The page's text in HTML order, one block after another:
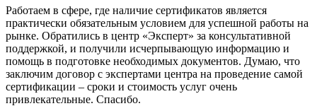
Работаем в сфере, где наличие сертификатов является
практически обязательным условием для успешной работы на
рынке. Обратились в центр «Эксперт» за консультативной
поддержкой, и получили исчерпывающую информацию и
помощь в подготовке необходимых документов. Думаю, что
заключим договор с экспертами центра на проведение самой
сертификации – сроки и стоимость услуг очень
привлекательные. Спасибо.